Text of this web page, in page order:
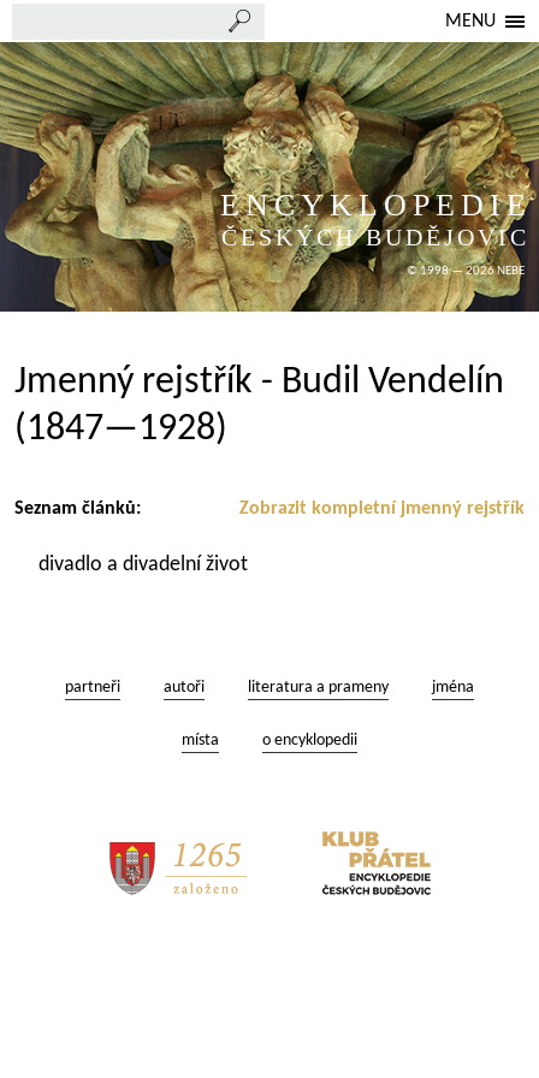
MENU
ENCYKLOPEDIE
ČESKÝCH BUDĚJOVIC
© 1998 — 2026 NEBE
Jmenný rejstřík - Budil Vendelín
(1847—1928)
Zobrazit kompletní jmenný rejstřík
Seznam článků:
divadlo a divadelní život
partneři autoři literatura a prameny jména
místa o encyklopedii